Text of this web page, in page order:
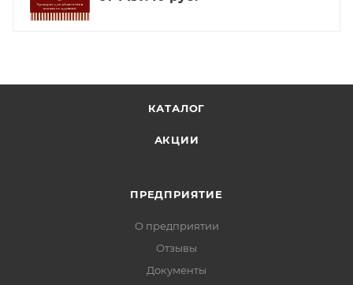
КАТАЛОГ
АКЦИИ
ПРЕДПРИЯТИЕ
О предприятии
Отзывы
Документы